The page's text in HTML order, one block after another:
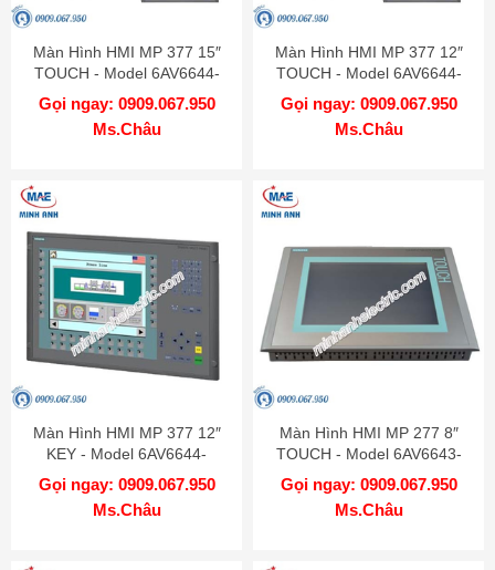
Màn Hình HMI MP 377 15″
TOUCH - Model 6AV6644-
0AB01-2AX0
Gọi ngay: 0909.067.950
Ms.Châu
Màn Hình HMI MP 377 12″
TOUCH - Model 6AV6644-
0AA01-2AX0
Gọi ngay: 0909.067.950
Ms.Châu
Màn Hình HMI MP 377 12″
KEY - Model 6AV6644-
0BA01-2AX1
Gọi ngay: 0909.067.950
Ms.Châu
Màn Hình HMI MP 277 8″
TOUCH - Model 6AV6643-
0CB01-1AX2
Gọi ngay: 0909.067.950
Ms.Châu